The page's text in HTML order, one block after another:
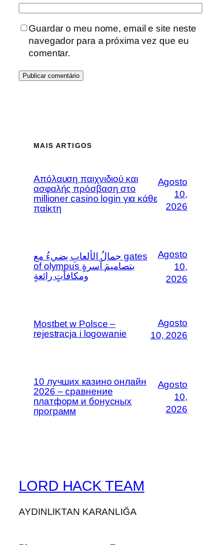
Guardar o meu nome, email e site neste
navegador para a próxima vez que eu
comentar.
MAIS ARTIGOS
Απόλαυση παιχνιδιού και
ασφαλής πρόσβαση στο
millioner casino login για κάθε
παίκτη
Agosto
10,
2026
جمالُ الألعابِ يضيءُ مع gates
of olympus بتصاميمَ آسرةٍ
ومكافآتٍ رائعةٍ
Agosto
10,
2026
Mostbet w Polsce –
rejestracja i logowanie
Agosto
10, 2026
10 лучших казино онлайн
2026 – сравнение
платформ и бонусных
программ
Agosto
10,
2026
LORD HACK TEAM
AYDINLIKTAN KARANLIĞA